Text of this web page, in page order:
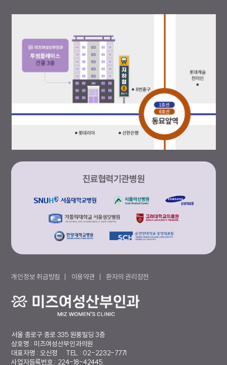
개인정보 취급방침 이용약관 환자의 권리장전
서울 종로구 종로 335 원풍빌딩 3층
상호명 : 미즈여성산부인과의원
대표자명 : 오신정
TEL : 02-2232-7771
사업자등록번호 : 224-18-42445